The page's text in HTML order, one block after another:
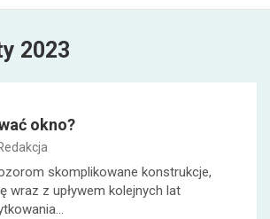
2023
okno?
skomplikowane konstrukcje,
wraz z upływem kolejnych lat